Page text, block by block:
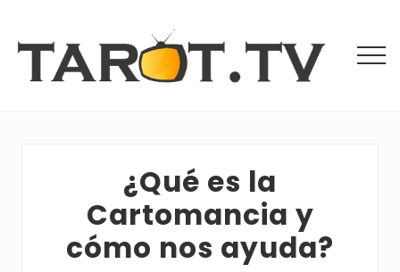
contenido
principal
barra
¿Qué es la
Cartomancia y
cómo nos ayuda?